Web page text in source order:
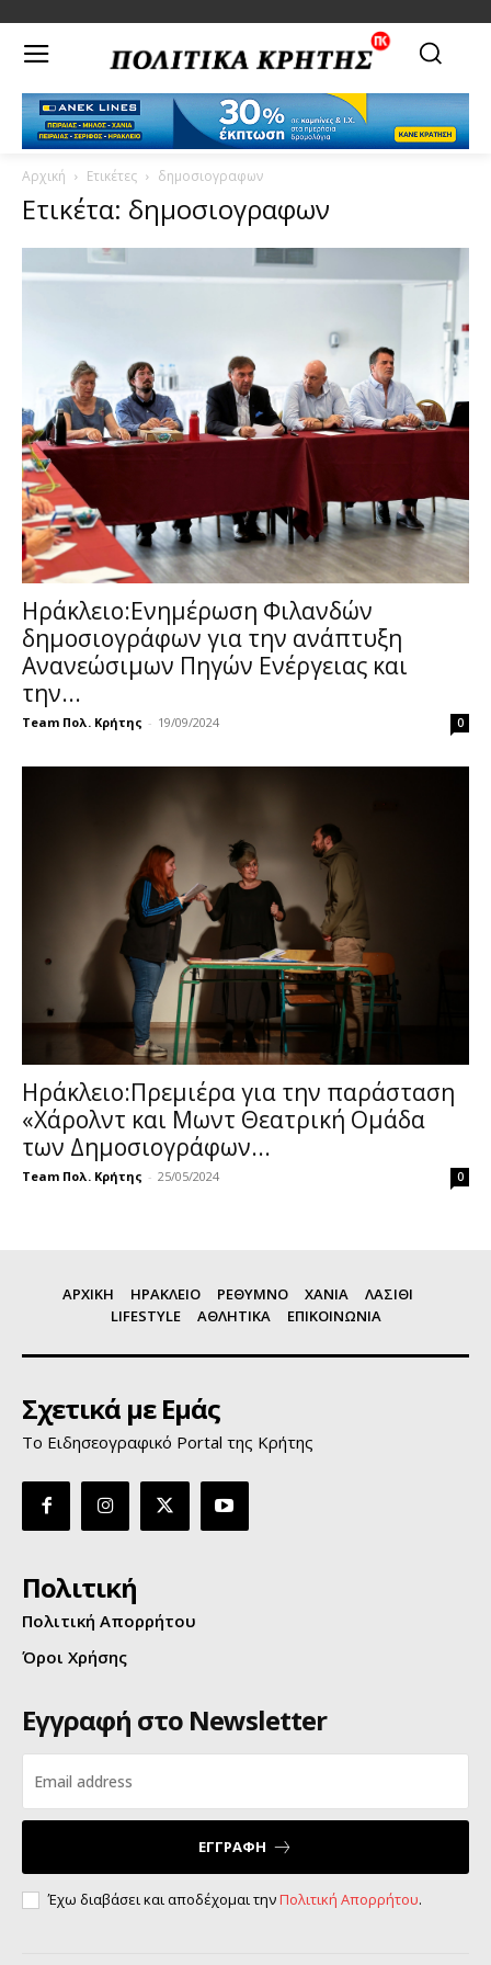
Αρχική Ετικέτες δημοσιογραφων
Ετικέτα: δημοσιογραφων
Ηράκλειο:Ενημέρωση Φιλανδών
δημοσιογράφων για την ανάπτυξη
Ανανεώσιμων Πηγών Ενέργειας και
την...
Team Πολ. Κρήτης - 19/09/2024 0
Ηράκλειο:Πρεμιέρα για την παράσταση
«Χάρολντ και Μωντ Θεατρική Ομάδα
των Δημοσιογράφων...
Team Πολ. Κρήτης - 25/05/2024 0
ΑΡΧΙΚΗ ΗΡΑΚΛΕΙΟ ΡΕΘΥΜΝΟ ΧΑΝΙΑ
ΛΑΣΙΘΙ
LIFESTYLE
ΑΘΛΗΤΙΚΑ ΕΠΙΚΟΙΝΩΝΙΑ
Σχετικά με Εμάς
Το Ειδησεογραφικό Portal της Κρήτης
Πολιτική
Πολιτική Απορρήτου
Όροι Χρήσης
Εγγραφή στο Newsletter
ΕΓΓΡΑΦΗ
Έχω διαβάσει και αποδέχομαι τηνΠολιτική Απορρήτου.